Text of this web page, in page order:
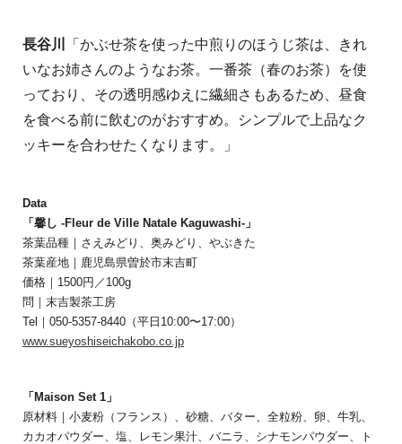
長谷川 「 かぶせ茶を使った中煎りのほうじ茶は、きれ
いなお姉さんのようなお茶。一番茶（春のお茶）を使
っており、その透明感ゆえに繊細さもあるため、昼食
を食べる前に飲むのがおすすめ。シンプルで上品なク
ッキーを合わせたくなります。」
Data
「馨し -Fleur de Ville Natale Kaguwashi-」
茶葉品種｜さえみどり、奥みどり、やぶきた
茶葉産地｜鹿児島県曽於市末吉町
価格｜1500円／100g
問｜末吉製茶工房
Tel｜050-5357-8440（平日10:00〜17:00）
www.sueyoshiseichakobo.co.jp
「Maison Set 1」
原材料｜小麦粉（フランス）、砂糖、バター、全粒粉、卵、牛乳、
カカオパウダー、塩、レモン果汁、バニラ、シナモンパウダー、ト